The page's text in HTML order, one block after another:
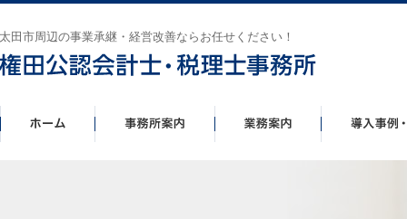
太田市周辺の事業承継・経営改善ならお任せください！